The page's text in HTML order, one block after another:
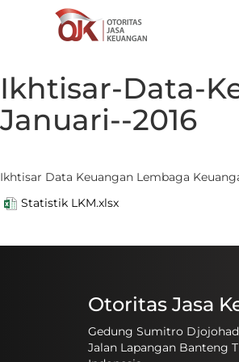
Ikhtisar-Data-
Januari--2016
​Ikhtisar Data Keuangan Lembaga
Statistik LKM.xlsx
Otoritas Jasa
Gedung Sumitro
Jalan Lapangan Banteng